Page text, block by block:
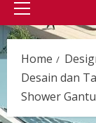
Primary
Menu
Home
Desain dan
Shower